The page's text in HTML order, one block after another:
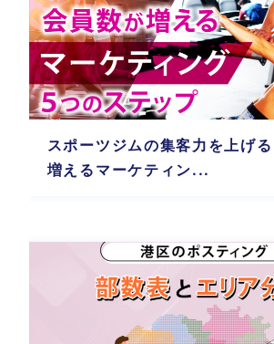
スポーツジムの集客力を上げ
増えるマーケティン...